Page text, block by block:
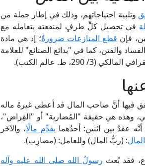
وتلبية احتياجاتهم، وذلك في إطار جملة من
في تحصيل كلِّ طرفٍ لمنفعته بتعامله مع
فإن قطع المنازعات ضرورةٌ؛ إذ هي مادة
والفتن، كما في "بدائع الصنائع" للعلامة
فيها أنَّ صاحب المال قد أعطى غيرهُ ماله
وهذه هي حقيقة "المُضاربة" أو "القِراض"،
عقدٌ بين اثنين: أحدُهما يقدِّم مالًا، والآخَر
: (ربُّ المال) وللعامل: (مضارِب).
فقد بُعث رسولُ الله صلى الله عليه وآله